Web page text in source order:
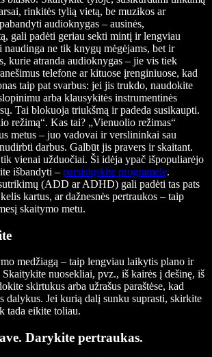
rinkitės tylią vietą, be muzikos ar
audioknygas – ausinės,
gali padėti geriau sekti mintį ir lengviau
ne tik knygų mėgėjams, bet ir
kurie atranda audioknygas – jie vis tiek
telefone ar kituose įrenginiuose, kad
taip pat svarbus: jei jis trukdo, naudokite
arba klausykitės instrumentinės
Tai blokuoja triukšmą ir padeda susikaupti.
režimą“. Kas tai? „Vienuolio režimas“
metus – juo vadovai ir verslininkai sau
darbus. Galbūt jis pravers ir skaitant.
vienai užduočiai. Ši idėja ypač išpopuliarėjo
išbandyti – parsisiųskite programėlę.
(ADD ar ADHD) gali padėti tas pats
kartus, ar dažnesnės pertraukos – taip
skaitymo metu.
medžiagą – taip lengviau laikytis plano ir
nuosekliai, pvz., iš kairės į dešinę, iš
skirtukus arba užrašus paraštėse, kad
dalykus. Jei kurią dalį sunku suprasti, skirkite
tada eikite toliau.
Darykite pertraukas.